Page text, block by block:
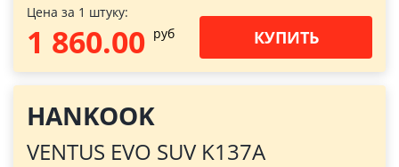
Цена за 1 штуку:
1 860.00 pуб КУПИТЬ
HANKOOK
VENTUS EVO SUV K137A